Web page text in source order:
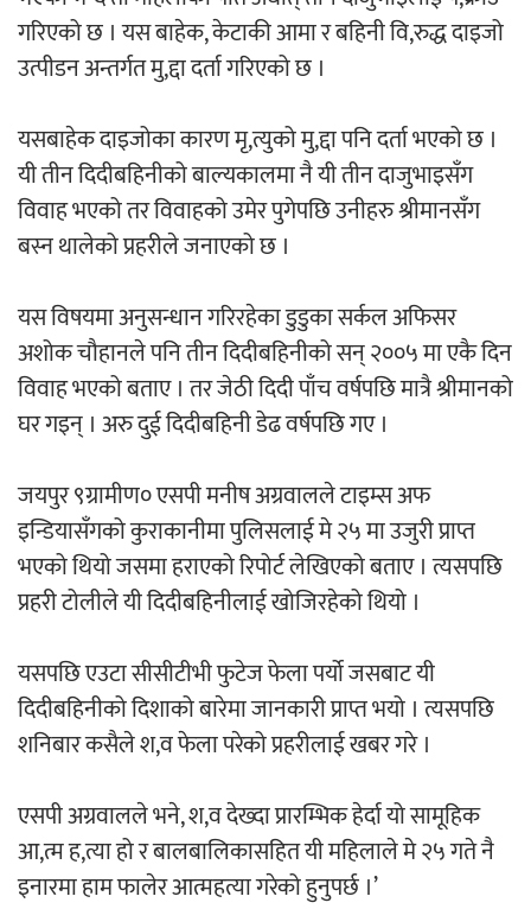
गरिएको छ । यस बाहेक, केटाकी आमा र बहिनी वि,रुद्ध दाइजो
उत्पीडन अन्तर्गत मु,द्दा दर्ता गरिएको छ ।
यसबाहेक दाइजोका कारण मृ,त्युको मु,द्दा पनि दर्ता भएको छ ।
यी तीन दिदीबहिनीको बाल्यकालमा नै यी तीन दाजुभाइसँग
विवाह भएको तर विवाहको उमेर पुगेपछि उनीहरु श्रीमानसँग
बस्न थालेको प्रहरीले जनाएको छ ।
यस विषयमा अनुसन्धान गरिरहेका डुडुका सर्कल अफिसर
अशोक चौहानले पनि तीन दिदीबहिनीको सन् २००५ मा एकै दिन
विवाह भएको बताए । तर जेठी दिदी पाँच वर्षपछि मात्रै श्रीमानको
घर गइन् । अरु दुई दिदीबहिनी डेढ वर्षपछि गए ।
जयपुर ९ग्रामीण० एसपी मनीष अग्रवालले टाइम्स अफ
इन्डियासँगको कुराकानीमा पुलिसलाई मे २५ मा उजुरी प्राप्त
भएको थियो जसमा हराएको रिपोर्ट लेखिएको बताए । त्यसपछि
प्रहरी टोलीले यी दिदीबहिनीलाई खोजिरहेको थियो ।
यसपछि एउटा सीसीटीभी फुटेज फेला पर्यो जसबाट यी
दिदीबहिनीको दिशाको बारेमा जानकारी प्राप्त भयो । त्यसपछि
शनिबार कसैले श,व फेला परेको प्रहरीलाई खबर गरे ।
एसपी अग्रवालले भने, श,व देख्दा प्रारम्भिक हेर्दा यो सामूहिक
आ,त्म ह,त्या हो र बालबालिकासहित यी महिलाले मे २५ गते नै
इनारमा हाम फालेर आत्महत्या गरेको हुनुपर्छ ।’